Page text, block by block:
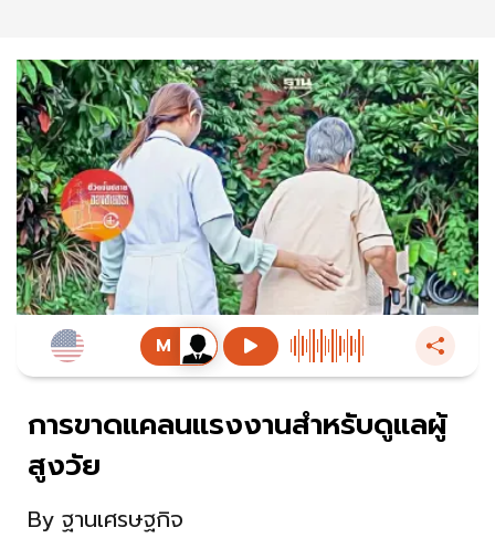
การขาดแคลนแรงงานสำหรับดูแลผู้
สูงวัย
By ฐานเศรษฐกิจ